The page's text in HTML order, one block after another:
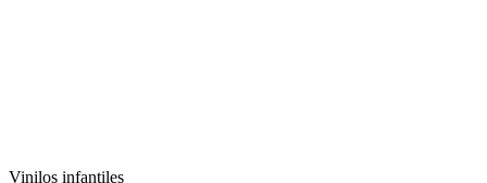
Vinilos infantiles